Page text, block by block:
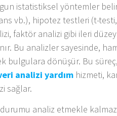
istatistiksel yöntemler
vb.), hipotez testleri (t-testi,
faktör analizi gibi ileri
Bu analizler sayesinde,
bulgulara dönüşür. Bu
analizi yardım hizmeti,
sağlar.
analiz etmekle